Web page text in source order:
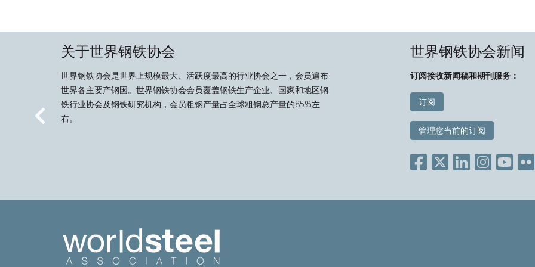
关于世界钢铁协会
世界钢铁协会是世界上规模最大、活跃度最高的行业协会之一，会员遍布
世界各主要产钢国。世界钢铁协会会员覆盖钢铁生产企业、国家和地区钢
铁行业协会及钢铁研究机构，会员粗钢产量占全球粗钢总产量的85%左
右。
世界钢铁协会新闻
订阅接收新闻稿和期刊服务：
订阅
管理您当前的订阅
Previous